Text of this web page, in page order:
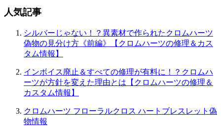
人気記事
シルバーじゃない！？異素材で作られたクロムハーツ
偽物の見分け方《前編》【クロムハーツの修理＆カス
タム情報】
インボイス廃止＆すべての修理が有料に！？クロムハ
ーツが方針を変えた理由とは【クロムハーツの修理＆
カスタム情報】
クロムハーツ フローラルクロス ハートブレスレット偽
物情報